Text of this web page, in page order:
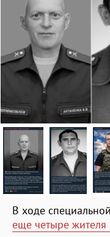
В ходе
еще четыре жителя